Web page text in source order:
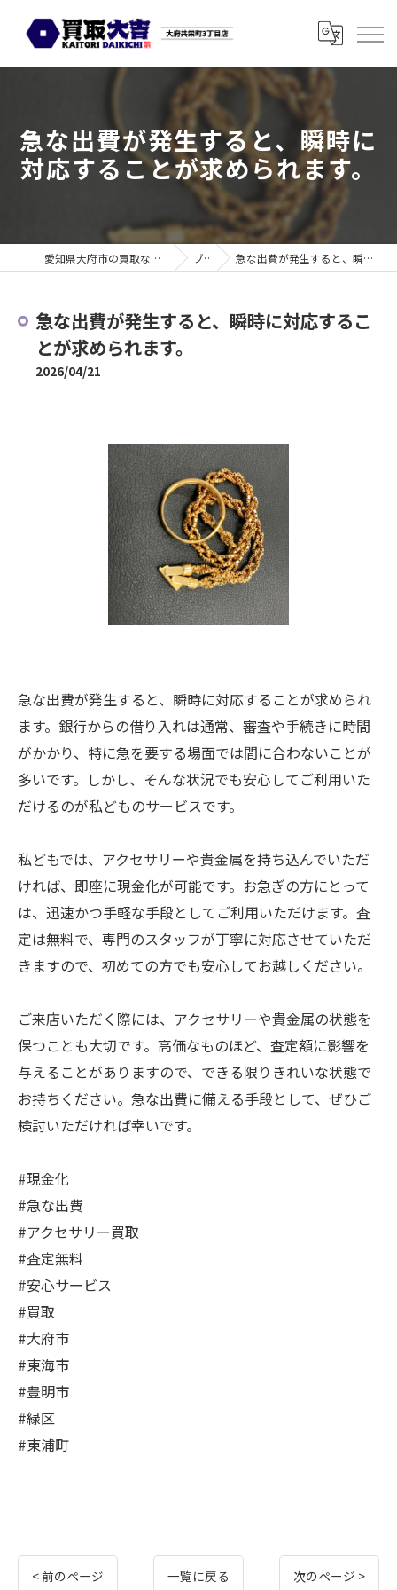
急な出費が発生すると、瞬時に
対応することが求められます。
愛知県大府市の買取なら買取大吉 大府共栄町3丁目店 ブログ 急な出費が発生すると、瞬時に対応することが求められます。
急な出費が発生すると、瞬時に対応するこ
とが求められます。
2026/04/21
急な出費が発生すると、瞬時に対応することが求められ
ます。銀行からの借り入れは通常、審査や手続きに時間
がかかり、特に急を要する場面では間に合わないことが
多いです。しかし、そんな状況でも安心してご利用いた
だけるのが私どものサービスです。
私どもでは、アクセサリーや貴金属を持ち込んでいただ
ければ、即座に現金化が可能です。お急ぎの方にとって
は、迅速かつ手軽な手段としてご利用いただけます。査
定は無料で、専門のスタッフが丁寧に対応させていただ
きますので、初めての方でも安心してお越しください。
ご来店いただく際には、アクセサリーや貴金属の状態を
保つことも大切です。高価なものほど、査定額に影響を
与えることがありますので、できる限りきれいな状態で
お持ちください。急な出費に備える手段として、ぜひご
検討いただければ幸いです。
#現金化
#急な出費
#アクセサリー買取
#査定無料
#安心サービス
#買取
#大府市
#東海市
#豊明市
#緑区
#東浦町
< 前のページ 一覧に戻る 次のページ >